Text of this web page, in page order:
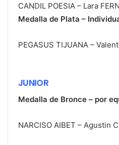
CANDIL POESIA – Lara
Medalla de Plata –
PEGASUS TIJUANA –
JUNIOR
Medalla de Bronce – por
NARCISO AIBET – Agustin